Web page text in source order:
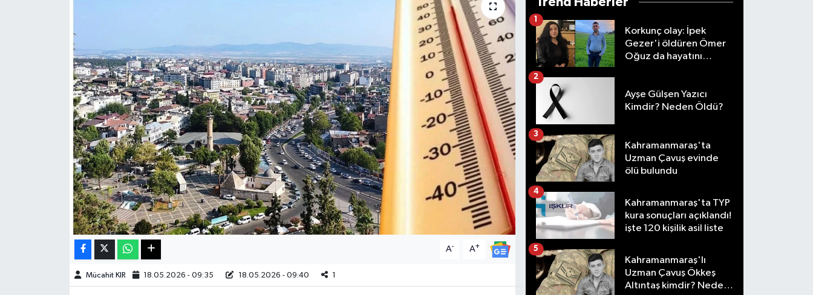
A- A+
Mücahit KIR 18.05.2026 - 09:35 18.05.2026 - 09:40 1
Korkunç olay: İpek
Gezer'i öldüren Ömer
Oğuz da hayatını
1
Ayşe Gülşen Yazıcı
Kimdir? Neden Öldü?
2
Kahramanmaraş'ta
Uzman Çavuş evinde
ölü bulundu
3
Kahramanmaraş'ta TYP
kura sonuçları açıklandı!
işte 120 kişilik asil liste
4
Kahramanmaraş'lı
Uzman Çavuş Ökkeş
Altıntaş kimdir? Neden
5
Kültür Sanat
Magazin
Manşet Altı
Manşetler
Resmi İlan